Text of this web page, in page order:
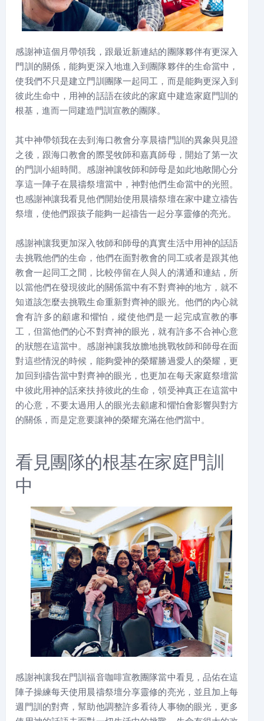
感謝神這個月帶領我，跟最近新連結的團隊夥伴有更深入
門訓的關係，能夠更深入地進入到團隊夥伴的生命當中，
使我們不只是建立門訓團隊一起同工，而是能夠更深入到
彼此生命中，用神的話語在彼此的家庭中建造家庭門訓的
根基，進而一同建造門訓宣教的團隊。
其中神帶領我在去到海口教會分享晨禱門訓的異象與見證
之後，跟海口教會的際旻牧師和嘉真師母，開始了第一次
的門訓小組時間。感謝神讓牧師和師母是如此地敞開心分
享這一陣子在晨禱祭壇當中，神對他們生命當中的光照。
也感謝神讓我看見他們開始使用晨禱祭壇在家中建立禱告
祭壇，使他們跟孩子能夠一起禱告一起分享靈修的亮光。
感謝神讓我更加深入牧師和師母的真實生活中用神的話語
去挑戰他們的生命，他們在面對教會的同工或者是跟其他
教會一起同工之間，比較停留在人與人的溝通和連結，所
以當他們在發現彼此的關係當中有不對齊神的地方，就不
知道該怎麼去挑戰生命重新對齊神的眼光。他們的內心就
會有許多的顧慮和懼怕，縱使他們是一起完成宣教的事
工，但當他們的心不對齊神的眼光，就有許多不合神心意
的狀態在這當中。感謝神讓我放膽地挑戰牧師和師母在面
對這些情況的時候，能夠愛神的榮耀勝過愛人的榮耀，更
加回到禱告當中對齊神的眼光，也更加在每天家庭祭壇當
中彼此用神的話來扶持彼此的生命，領受神真正在這當中
的心意，不要太過用人的眼光去顧慮和懼怕會影響與對方
的關係，而是定意要讓神的榮耀充滿在他們當中。
看見團隊的根基在家庭門訓
中
感謝神讓我在門訓福音咖啡宣教團隊當中看見，品佑在這
陣子操練每天使用晨禱祭壇分享靈修的亮光，並且加上每
週門訓的對齊，幫助他調整許多看待人事物的眼光，更多